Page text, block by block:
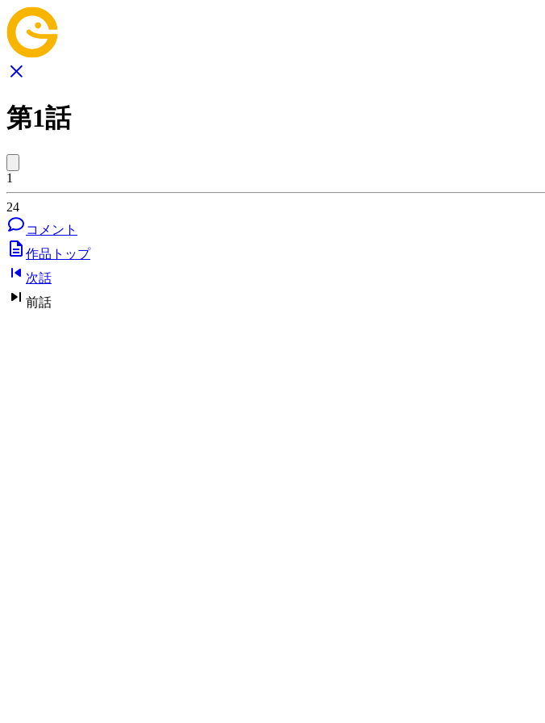
第1話
1
24
コメント
作品トップ
次話
前話